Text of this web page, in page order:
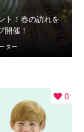
ト！春の訪れを
開催！
ター
0